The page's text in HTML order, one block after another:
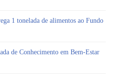
1 tonelada de alimentos ao Fundo
de Conhecimento em Bem-Estar